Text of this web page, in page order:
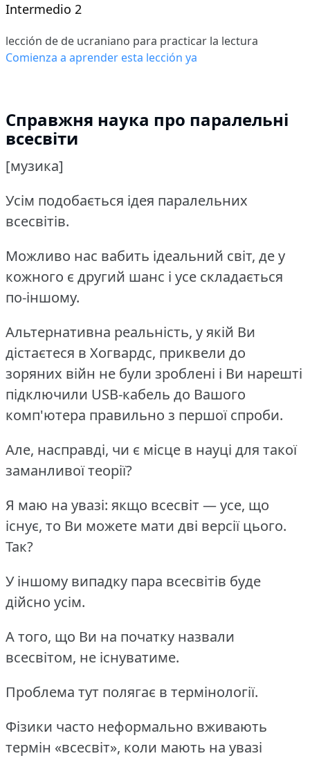
Intermedio 2
lección de de ucraniano para practicar la lectura
Comienza a aprender esta lección ya
Справжня наука про паралельні
всесвіти
[музика]
Усім подобається ідея паралельних
всесвітів.
Можливо нас вабить ідеальний світ, де у
кожного є другий шанс і усе складається
по-іншому.
Альтернативна реальність, у якій Ви
дістаєтеся в Хогвардс, приквели до
зоряних війн не були зроблені і Ви нарешті
підключили USB-кабель до Вашого
комп'ютера правильно з першої спроби.
Але, насправді, чи є місце в науці для такої
заманливої теорії?
Я маю на увазі: якщо всесвіт — усе, що
існує, то Ви можете мати дві версії цього.
Так?
У іншому випадку пара всесвітів буде
дійсно усім.
А того, що Ви на початку назвали
всесвітом, не існуватиме.
Проблема тут полягає в термінології.
Фізики часто неформально вживають
термін «всесвіт», коли мають на увазі